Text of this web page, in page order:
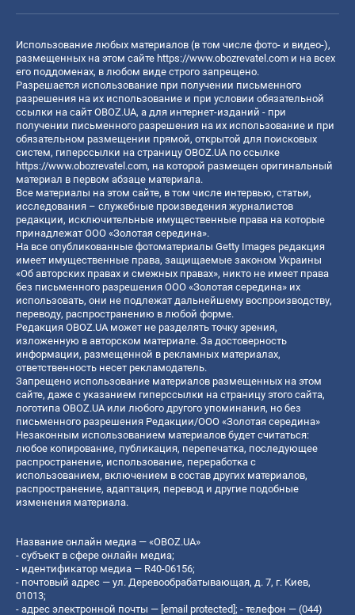
Использование любых материалов (в том числе фото- и видео-),
размещенных на этом сайте https://www.obozrevatel.com и на всех
его поддоменах, в любом виде строго запрещено.
Разрешается использование при получении письменного
разрешения на их использование и при условии обязательной
ссылки на сайт OBOZ.UA, а для интернет-изданий - при
получении письменного разрешения на их использование и при
обязательном размещении прямой, открытой для поисковых
систем, гиперссылки на страницу OBOZ.UA по ссылке
https://www.obozrevatel.com, на которой размещен оригинальный
материал в первом абзаце материала.
Все материалы на этом сайте, в том числе интервью, статьи,
исследования – служебные произведения журналистов
редакции, исключительные имущественные права на которые
принадлежат ООО «Золотая середина».
На все опубликованные фотоматериалы Getty Images редакция
имеет имущественные права, защищаемые законом Украины
«Об авторских правах и смежных правах», никто не имеет права
без письменного разрешения ООО «Золотая середина» их
использовать, они не подлежат дальнейшему воспроизводству,
переводу, распространению в любой форме.
Редакция OBOZ.UA может не разделять точку зрения,
изложенную в авторском материале. За достоверность
информации, размещенной в рекламных материалах,
ответственность несет рекламодатель.
Запрещено использование материалов размещенных на этом
сайте, даже с указанием гиперссылки на страницу этого сайта,
логотипа OBOZ.UA или любого другого упоминания, но без
письменного разрешения Редакции/ООО «Золотая середина»
Незаконным использованием материалов будет считаться:
любое копирование, публикация, перепечатка, последующее
распространение, использование, переработка с
использованием, включением в состав других материалов,
распространение, адаптация, перевод и другие подобные
изменения материала.
Название онлайн медиа — «OBOZ.UA»
- субъект в сфере онлайн медиа;
- идентификатор медиа — R40-06156;
- почтовый адрес — ул. Деревообрабатывающая, д. 7, г. Киев,
01013;
- адрес электронной почты — [email protected]; - телефон — (044)